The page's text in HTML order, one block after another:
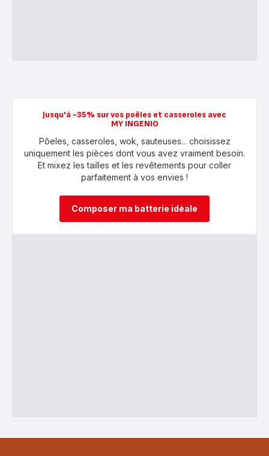
Jusqu'à -35% sur vos poêles et casseroles avec
MY INGENIO
Pôeles, casseroles, wok, sauteuses... choisissez
uniquement les pièces dont vous avez vraiment besoin.
Et mixez les tailles et les revêtements pour coller
parfaitement à vos envies !
Composer ma batterie idéale